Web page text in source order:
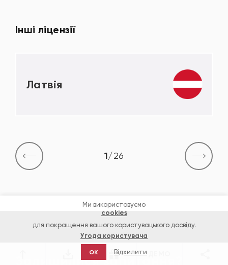
Інші ліцензії
Латвія
1/26
Залишилися запитання?
Ми використовуємо
cookies
для покращення вашого користувацького досвіду.
Угода користувача
OK Відхилити